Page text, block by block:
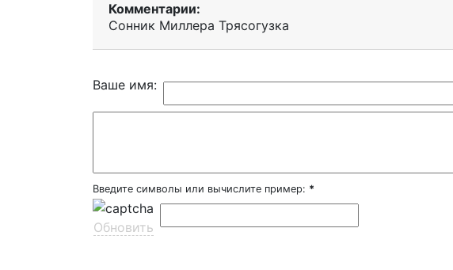
Комментарии:
Сонник Миллера Трясогузка
Ваше имя:
Введите символы или вычислите пример: *
Обновить